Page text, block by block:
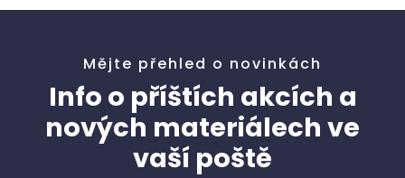
Mějte přehled o novinkách
Info o příštích akcích a
nových materiálech ve
vaší poště